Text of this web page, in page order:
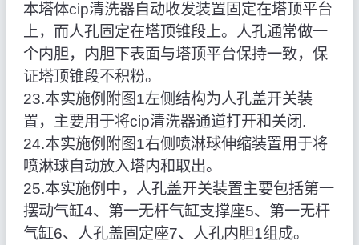
本塔体cip清洗器自动收发装置固定在塔顶平台
上，而人孔固定在塔顶锥段上。人孔通常做一
个内胆，内胆下表面与塔顶平台保持一致，保
证塔顶锥段不积粉。
23.本实施例附图1左侧结构为人孔盖开关装
置，主要用于将cip清洗器通道打开和关闭.
24.本实施例附图1右侧喷淋球伸缩装置用于将
喷淋球自动放入塔内和取出。
25.本实施例中，人孔盖开关装置主要包括第一
摆动气缸4、第一无杆气缸支撑座5、第一无杆
气缸6、人孔盖固定座7、人孔内胆1组成。